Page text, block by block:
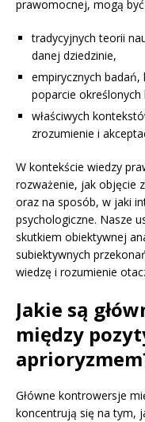
prawomocnej, mogą
tradycyjnych teorii
danej dziedzinie,
empirycznych
poparcie określonych
właściwych
zrozumienie i
W kontekście wiedzy
rozważenie, jak objęcie
oraz na sposób, w jaki
psychologiczne. Nasze
skutkiem obiektywnej
subiektywnych
wiedzę i rozumienie
Jakie są
między
Główne kontrowersje
koncentrują się na tym,